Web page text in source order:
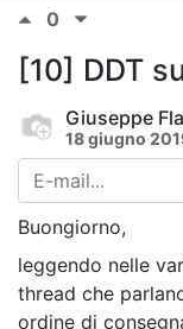
0
[10] DDT
Giuseppe
18 giugno
Buongiorno,
leggendo nelle
thread che
ordine di